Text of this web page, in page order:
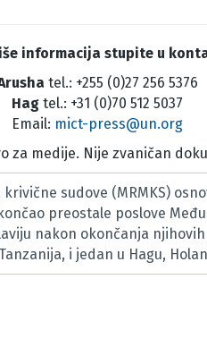
informacija stupite u
tel.: +255 (0)27 256 5376
Hag tel.: +31 (0)70 512 5037
Email: mict-press@un.org
za medije. Nije zvaničan
sudove (MRMKS)
preostale poslove
nakon okončanja
i jedan u Hagu,